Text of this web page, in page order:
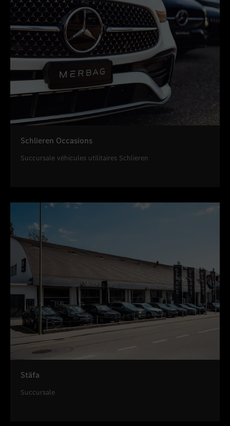
Schlieren Occasions
Succursale véhicules utilitaires Schlieren
Stäfa
Succursale